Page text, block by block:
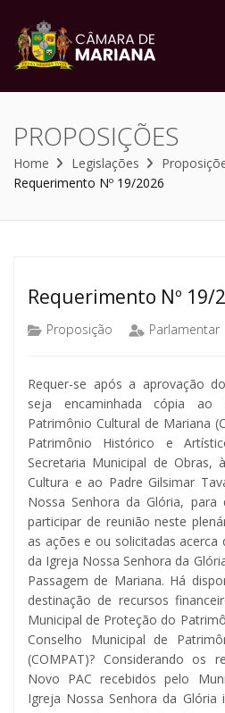
PROPOSIÇÕES
Home Legislações
Requerimento Nº 19/2026
Requerimento Nº 19/
Proposição Parlamentar
Requer-se após a aprovação
seja encaminhada cópia ao
Patrimônio Cultural de Mariana
Patrimônio Histórico e
Secretaria Municipal de Obras,
Cultura e ao Padre Gilsimar
Nossa Senhora da Glória,
participar de reunião neste
as ações e ou solicitadas acerca
da Igreja Nossa Senhora da
Passagem de Mariana. Há
destinação de recursos
Municipal de Proteção do
Conselho Municipal de
(COMPAT)? Considerando os
Novo PAC recebidos pelo
Igreja Nossa Senhora da